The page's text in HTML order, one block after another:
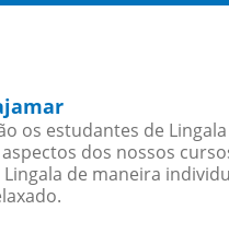
os estudantes de
dos nossos
de maneira